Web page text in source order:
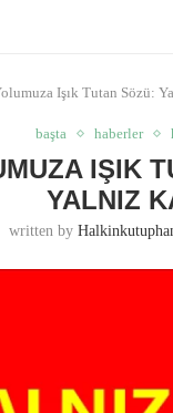
Işık Tutan Sözü:
başta haberler
IŞIK
YALNIZ
written by